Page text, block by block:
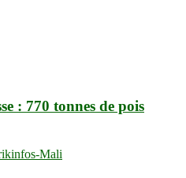
: 770 tonnes de pois
Mali